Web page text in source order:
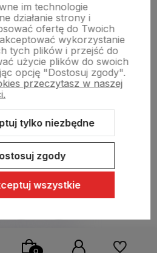
Szablon Shoper Modern 3.0™
im technologie
działanie strony i
ofertę do Twoich
wykorzystanie
tych plików i przejść do
użycie plików do swoich
opcję "Dostosuj zgody".
przeczytasz w naszej
tylko niezbędne
zgody
wszystkie